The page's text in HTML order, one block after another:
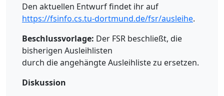
Den aktuellen Entwurf findet ihr auf
https://fsinfo.cs.tu-dortmund.de/fsr/ausleihe.
Beschlussvorlage: Der FSR beschließt, die
bisherigen Ausleihlisten
durch die angehängte Ausleihliste zu ersetzen.
Diskussion